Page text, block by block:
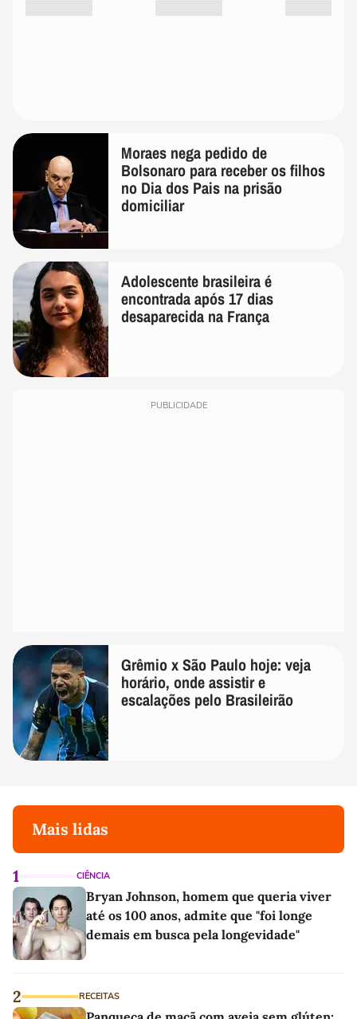
Moraes nega pedido de
Bolsonaro para receber os filhos
no Dia dos Pais na prisão
domiciliar
Adolescente brasileira é
encontrada após 17 dias
desaparecida na França
PUBLICIDADE
Grêmio x São Paulo hoje: veja
horário, onde assistir e
escalações pelo Brasileirão
Mais lidas
1 CIÊNCIA
Bryan Johnson, homem que queria viver
até os 100 anos, admite que "foi longe
demais em busca pela longevidade"
2 RECEITAS